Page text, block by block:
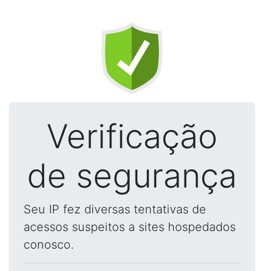
Verificação
de segurança
Seu IP fez diversas tentativas de
acessos suspeitos a sites hospedados
conosco.